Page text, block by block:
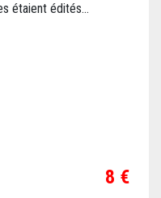
étaient édités...
Prix
8 €